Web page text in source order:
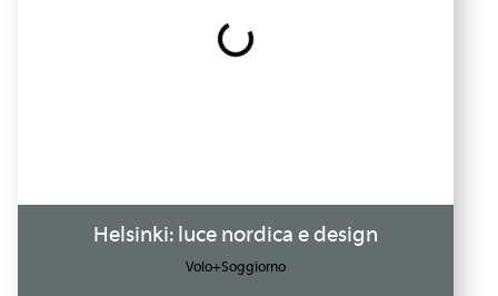
Helsinki: luce nordica e design
Volo+Soggiorno